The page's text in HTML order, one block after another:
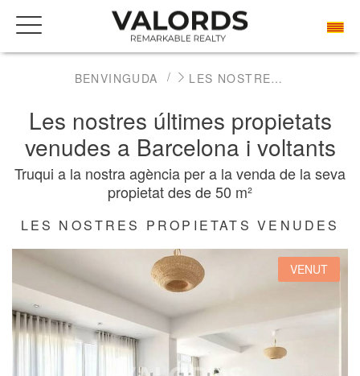
BENVINGUDA LES NOSTRES PRESTIGIOSES PROPIETATS VENUDES
Les nostres últimes propietats
venudes a Barcelona i voltants
Truqui a la nostra agència per a la venda de la seva
propietat des de 50 m²
LES NOSTRES PROPIETATS VENUDES
VENUT